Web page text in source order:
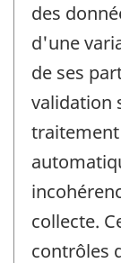
des
d'une
de ses
validation
collecte.
contrôles